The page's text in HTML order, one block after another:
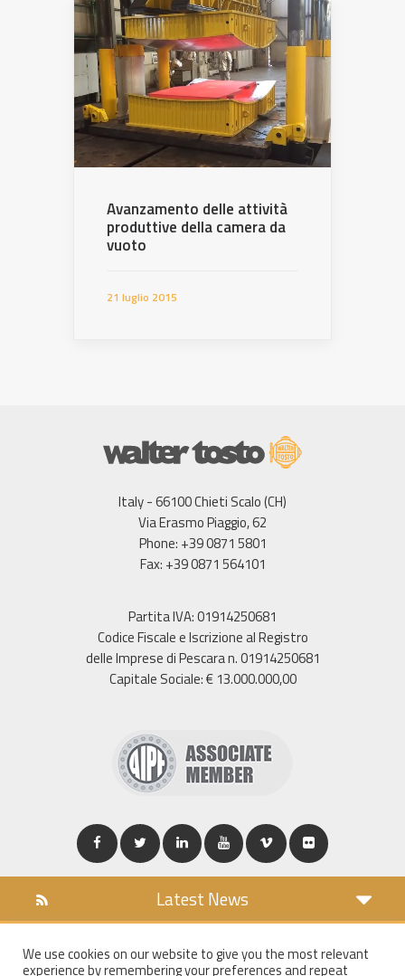
Avanzamento delle attività
produttive della camera da
vuoto
21 luglio 2015
Italy - 66100 Chieti Scalo (CH)
Via Erasmo Piaggio, 62
Phone: +39 0871 5801
Fax: +39 0871 564101
Partita IVA: 01914250681
Codice Fiscale e Iscrizione al Registro
delle Imprese di Pescara n. 01914250681
Capitale Sociale: € 13.000.000,00
Latest News
COOKIES POLICY
We use cookies on our website to give you the most relevant
experience by remembering your preferences and repeat